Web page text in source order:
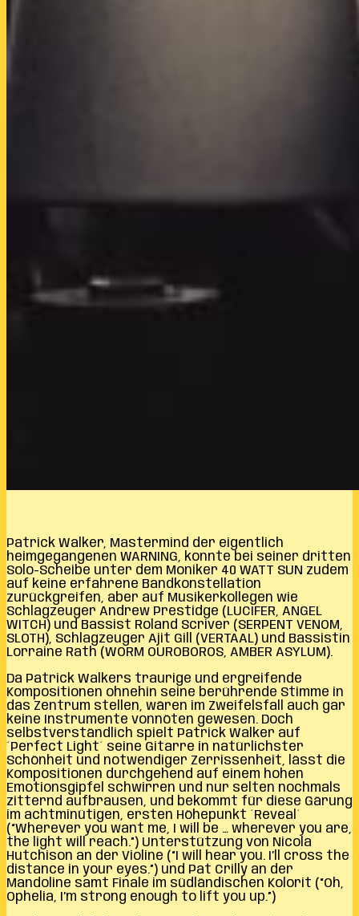
Patrick Walker, Mastermind der eigentlich
heimgegangenen WARNING, konnte bei seiner dritten
Solo-Scheibe unter dem Moniker 40 WATT SUN zudem
auf keine erfahrene Bandkonstellation
zurückgreifen, aber auf Musikerkollegen wie
Schlagzeuger Andrew Prestidge (LUCIFER, ANGEL
WITCH) und Bassist Roland Scriver (SERPENT VENOM,
SLOTH), Schlagzeuger Ajit Gill (VERTAAL) und Bassistin
Lorraine Rath (WORM OUROBOROS, AMBER ASYLUM).
Da Patrick Walkers traurige und ergreifende
Kompositionen ohnehin seine berührende Stimme in
das Zentrum stellen, wären im Zweifelsfall auch gar
keine Instrumente vonnöten gewesen. Doch
selbstverständlich spielt Patrick Walker auf
´Perfect Light´ seine Gitarre in natürlichster
Schönheit und notwendiger Zerrissenheit, lässt die
Kompositionen durchgehend auf einem hohen
Emotionsgipfel schwirren und nur selten nochmals
zitternd aufbrausen, und bekommt für diese Gärung
im achtminütigen, ersten Höhepunkt ´Reveal´
(“Wherever you want me, I will be … wherever you are,
the light will reach.”) Unterstützung von Nicola
Hutchison an der Violine (“I will hear you. I’ll cross the
distance in your eyes.”) und Pat Crilly an der
Mandoline samt Finale im südländischen Kolorit (“Oh,
Ophelia, I’m strong enough to lift you up.”)